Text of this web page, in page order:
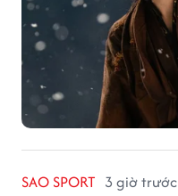
SAO SPORT 3 giờ trước